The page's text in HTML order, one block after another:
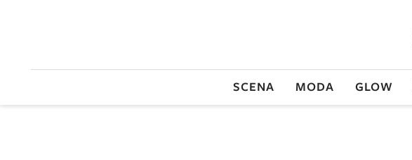
SCENA MODA GLOW